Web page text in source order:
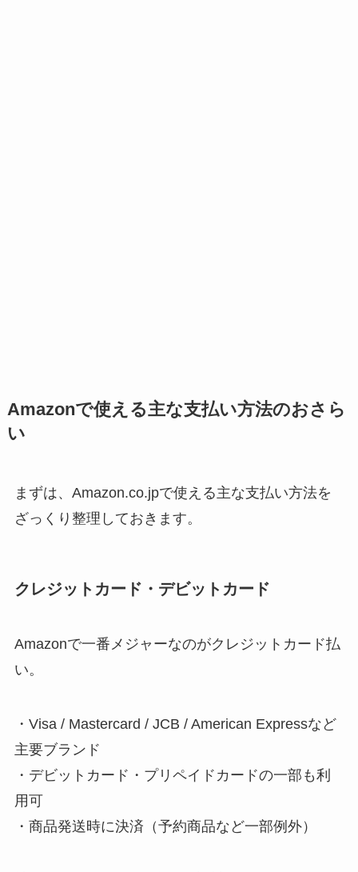
Amazonで使える主な支払い方法のおさら
い
まずは、Amazon.co.jpで使える主な支払い方法を
ざっくり整理しておきます。
クレジットカード・デビットカード
Amazonで一番メジャーなのがクレジットカード払
い。
・Visa / Mastercard / JCB / American Expressなど
主要ブランド
・デビットカード・プリペイドカードの一部も利
用可
・商品発送時に決済（予約商品など一部例外）